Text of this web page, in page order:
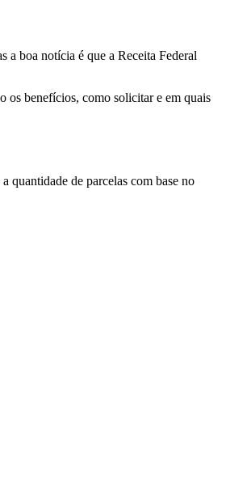
a boa notícia é que a Receita Federal
os benefícios, como solicitar e em quais
quantidade de parcelas com base no